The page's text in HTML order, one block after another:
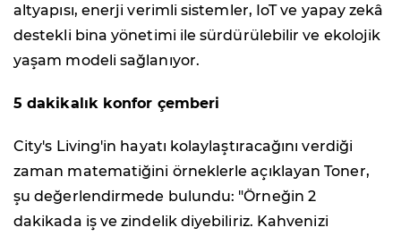
altyapısı, enerji verimli sistemler, IoT ve yapay zekâ
destekli bina yönetimi ile sürdürülebilir ve ekolojik
yaşam modeli sağlanıyor.
5 dakikalık konfor çemberi
City's Living'in hayatı kolaylaştıracağını verdiği
zaman matematiğini örneklerle açıklayan Toner,
şu değerlendirmede bulundu: "Örneğin 2
dakikada iş ve zindelik diyebiliriz. Kahvenizi